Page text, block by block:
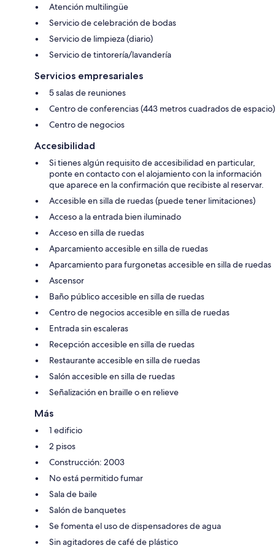
Atención multilingüe
Servicio de celebración de bodas
Servicio de limpieza (diario)
Servicio de tintorería/lavandería
Servicios empresariales
5 salas de reuniones
Centro de conferencias (443 metros cuadrados de espacio)
Centro de negocios
Accesibilidad
Si tienes algún requisito de accesibilidad en particular,
ponte en contacto con el alojamiento con la información
que aparece en la confirmación que recibiste al reservar.
Accesible en silla de ruedas (puede tener limitaciones)
Acceso a la entrada bien iluminado
Acceso en silla de ruedas
Aparcamiento accesible en silla de ruedas
Aparcamiento para furgonetas accesible en silla de ruedas
Ascensor
Baño público accesible en silla de ruedas
Centro de negocios accesible en silla de ruedas
Entrada sin escaleras
Recepción accesible en silla de ruedas
Restaurante accesible en silla de ruedas
Salón accesible en silla de ruedas
Señalización en braille o en relieve
Más
1 edificio
2 pisos
Construcción: 2003
No está permitido fumar
Sala de baile
Salón de banquetes
Se fomenta el uso de dispensadores de agua
Sin agitadores de café de plástico